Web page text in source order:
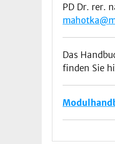
PD Dr. rer.
Das
finden Sie